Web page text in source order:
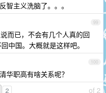
智主义洗脑了。。。
99
而已，不会有几个人真的回
中国。大概就是这样吧。
100
华职高有啥关系呢？
of 2
2